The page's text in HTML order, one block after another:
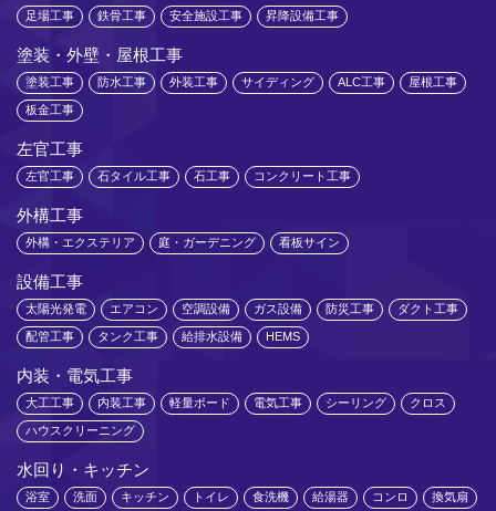
足場工事 鉄骨工事 安全施設工事 昇降設備工事
塗装・外壁・屋根工事
塗装工事 防水工事 外装工事 サイディング ALC工事 屋根工事
板金工事
左官工事
左官工事 石タイル工事 石工事 コンクリート工事
外構工事
外構・エクステリア 庭・ガーデニング 看板サイン
設備工事
太陽光発電 エアコン 空調設備 ガス設備 防災工事 ダクト工事
配管工事 タンク工事 給排水設備 HEMS
内装・電気工事
大工工事 内装工事 軽量ボード 電気工事 シーリング クロス
ハウスクリーニング
水回り・キッチン
浴室 洗面 キッチン トイレ 食洗機 給湯器 コンロ 換気扇